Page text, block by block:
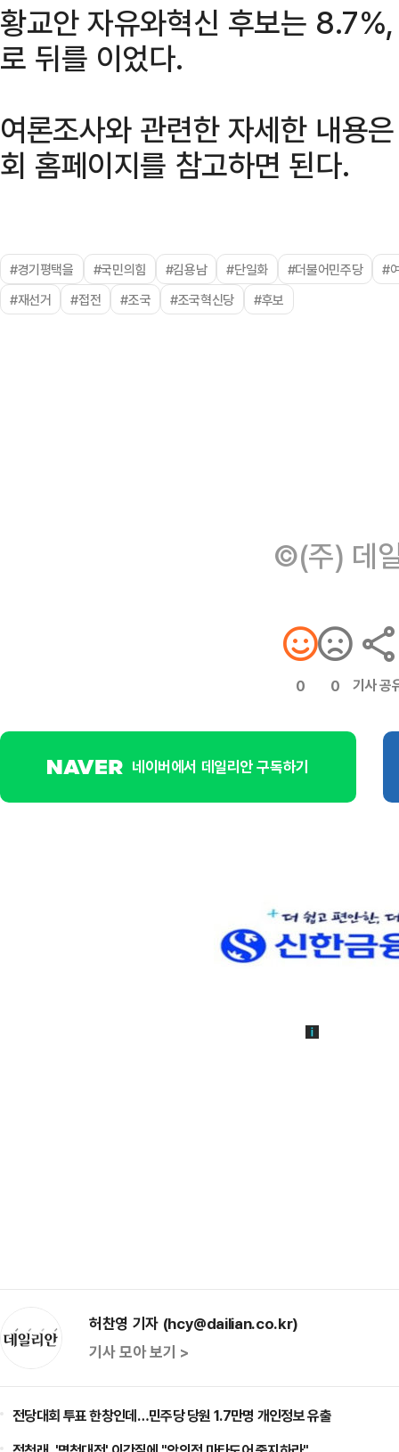
황교안 자유와혁신 후보는
로 뒤를 이었다.
여론조사와 관련한 자세한 내용
회 홈페이지를 참고하면 된다.
#경기평택을 #국민의힘 #김용남 #단일화 #더불어민주당
#
#재선거
#접전 #조국 #조국혁신당 #후보
©(주) 데
0 0 기사 공
네이버에서 데일리안 구독하기
허찬영 기자 (hcy@dailian.co.kr)
기사 모아 보기 >
전당대회 투표 한창인데…민주당 당원 1.7만명 개인정보 유출